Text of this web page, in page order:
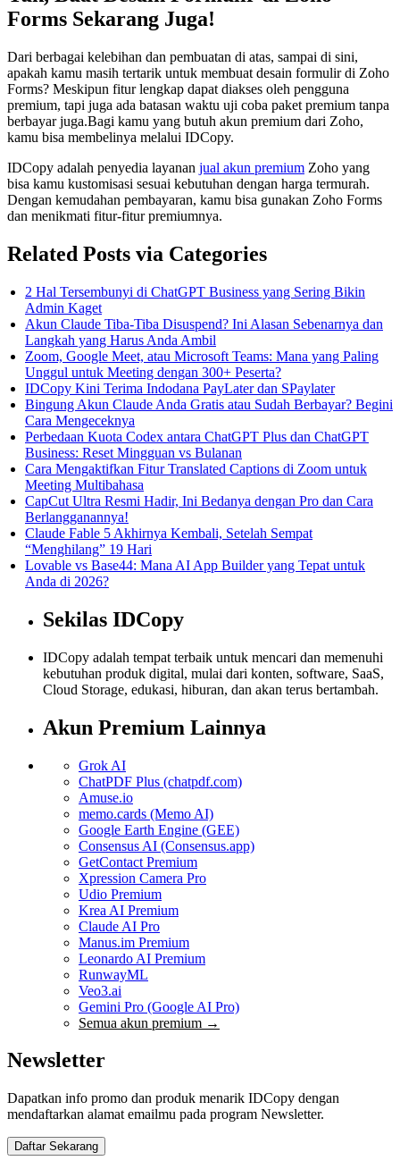
Forms Sekarang Juga!
Dari berbagai kelebihan dan pembuatan di atas, sampai di sini,
apakah kamu masih tertarik untuk membuat desain formulir di Zoho
Forms? Meskipun fitur lengkap dapat diakses oleh pengguna
premium, tapi juga ada batasan waktu uji coba paket premium tanpa
berbayar juga.Bagi kamu yang butuh akun premium dari Zoho,
kamu bisa membelinya melalui IDCopy.
IDCopy adalah penyedia layanan jual akun premium Zoho yang
bisa kamu kustomisasi sesuai kebutuhan dengan harga termurah.
Dengan kemudahan pembayaran, kamu bisa gunakan Zoho Forms
dan menikmati fitur-fitur premiumnya.
Related Posts via Categories
2 Hal Tersembunyi di ChatGPT Business yang Sering Bikin
Admin Kaget
Akun Claude Tiba-Tiba Disuspend? Ini Alasan Sebenarnya dan
Langkah yang Harus Anda Ambil
Zoom, Google Meet, atau Microsoft Teams: Mana yang Paling
Unggul untuk Meeting dengan 300+ Peserta?
IDCopy Kini Terima Indodana PayLater dan SPaylater
Bingung Akun Claude Anda Gratis atau Sudah Berbayar? Begini
Cara Mengeceknya
Perbedaan Kuota Codex antara ChatGPT Plus dan ChatGPT
Business: Reset Mingguan vs Bulanan
Cara Mengaktifkan Fitur Translated Captions di Zoom untuk
Meeting Multibahasa
CapCut Ultra Resmi Hadir, Ini Bedanya dengan Pro dan Cara
Berlangganannya!
Claude Fable 5 Akhirnya Kembali, Setelah Sempat
“Menghilang” 19 Hari
Lovable vs Base44: Mana AI App Builder yang Tepat untuk
Anda di 2026?
Sekilas IDCopy
IDCopy adalah tempat terbaik untuk mencari dan memenuhi
kebutuhan produk digital, mulai dari konten, software, SaaS,
Cloud Storage, edukasi, hiburan, dan akan terus bertambah.
Akun Premium Lainnya
Grok AI
ChatPDF Plus (chatpdf.com)
Amuse.io
memo.cards (Memo AI)
Google Earth Engine (GEE)
Consensus AI (Consensus.app)
GetContact Premium
Xpression Camera Pro
Udio Premium
Krea AI Premium
Claude AI Pro
Manus.im Premium
Leonardo AI Premium
RunwayML
Veo3.ai
Gemini Pro (Google AI Pro)
Semua akun premium →
Newsletter
Dapatkan info promo dan produk menarik IDCopy dengan
mendaftarkan alamat emailmu pada program Newsletter.